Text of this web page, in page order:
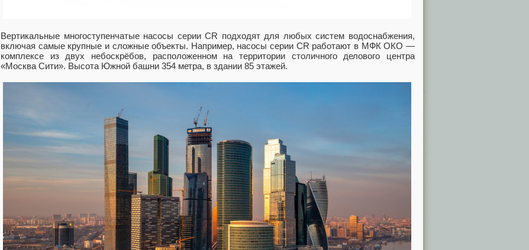
Вертикальные многоступенчатые насосы серии CR подходят для любых систем водоснабжения,
включая самые крупные и сложные объекты. Например, насосы серии CR работают в МФК ОКО —
комплексе из двух небоскрёбов, расположенном на территории столичного делового центра
«Москва Сити». Высота Южной башни 354 метра, в здании 85 этажей.